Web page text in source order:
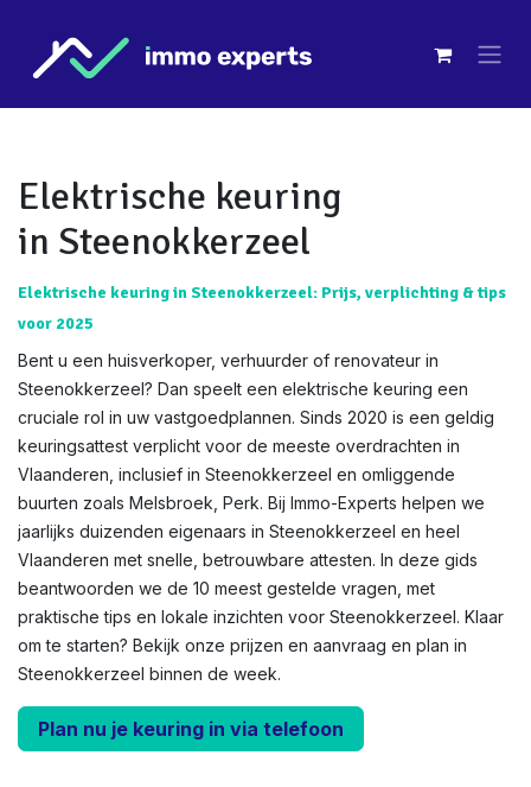
Elektrische keuring
in Steenokkerzeel
Elektrische keuring in Steenokkerzeel: Prijs, verplichting & tips
voor 2025
Bent u een huisverkoper, verhuurder of renovateur in
Steenokkerzeel? Dan speelt een elektrische keuring een
cruciale rol in uw vastgoedplannen. Sinds 2020 is een geldig
keuringsattest verplicht voor de meeste overdrachten in
Vlaanderen, inclusief in Steenokkerzeel en omliggende
buurten zoals Melsbroek, Perk. Bij Immo-Experts helpen we
jaarlijks duizenden eigenaars in Steenokkerzeel en heel
Vlaanderen met snelle, betrouwbare attesten. In deze gids
beantwoorden we de 10 meest gestelde vragen, met
praktische tips en lokale inzichten voor Steenokkerzeel. Klaar
om te starten? Bekijk onze prijzen en aanvraag en plan in
Steenokkerzeel binnen de week.
Plan nu je keuring in via telefoon